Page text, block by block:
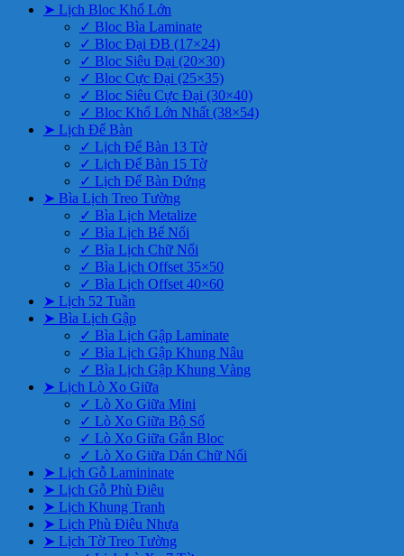
➤ Lịch Bloc Khổ Lớn
✓ Bloc Bìa Laminate
✓ Bloc Đại ĐB (17×24)
✓ Bloc Siêu Đại (20×30)
✓ Bloc Cực Đại (25×35)
✓ Bloc Siêu Cực Đại (30×40)
✓ Bloc Khổ Lớn Nhất (38×54)
➤ Lịch Để Bàn
✓ Lịch Để Bàn 13 Tờ
✓ Lịch Để Bàn 15 Tờ
✓ Lịch Để Bàn Đứng
➤ Bìa Lịch Treo Tường
✓ Bìa Lịch Metalize
✓ Bìa Lịch Bế Nổi
✓ Bìa Lịch Chữ Nổi
✓ Bìa Lịch Offset 35×50
✓ Bìa Lịch Offset 40×60
➤ Lịch 52 Tuần
➤ Bìa Lịch Gập
✓ Bìa Lịch Gập Laminate
✓ Bìa Lịch Gập Khung Nâu
✓ Bìa Lịch Gập Khung Vàng
➤ Lịch Lò Xo Giữa
✓ Lò Xo Giữa Mini
✓ Lò Xo Giữa Bộ Số
✓ Lò Xo Giữa Gắn Bloc
✓ Lò Xo Giữa Dán Chữ Nổi
➤ Lịch Gỗ Lamininate
➤ Lịch Gỗ Phù Điêu
➤ Lịch Khung Tranh
➤ Lịch Phù Điêu Nhựa
➤ Lịch Tờ Treo Tường